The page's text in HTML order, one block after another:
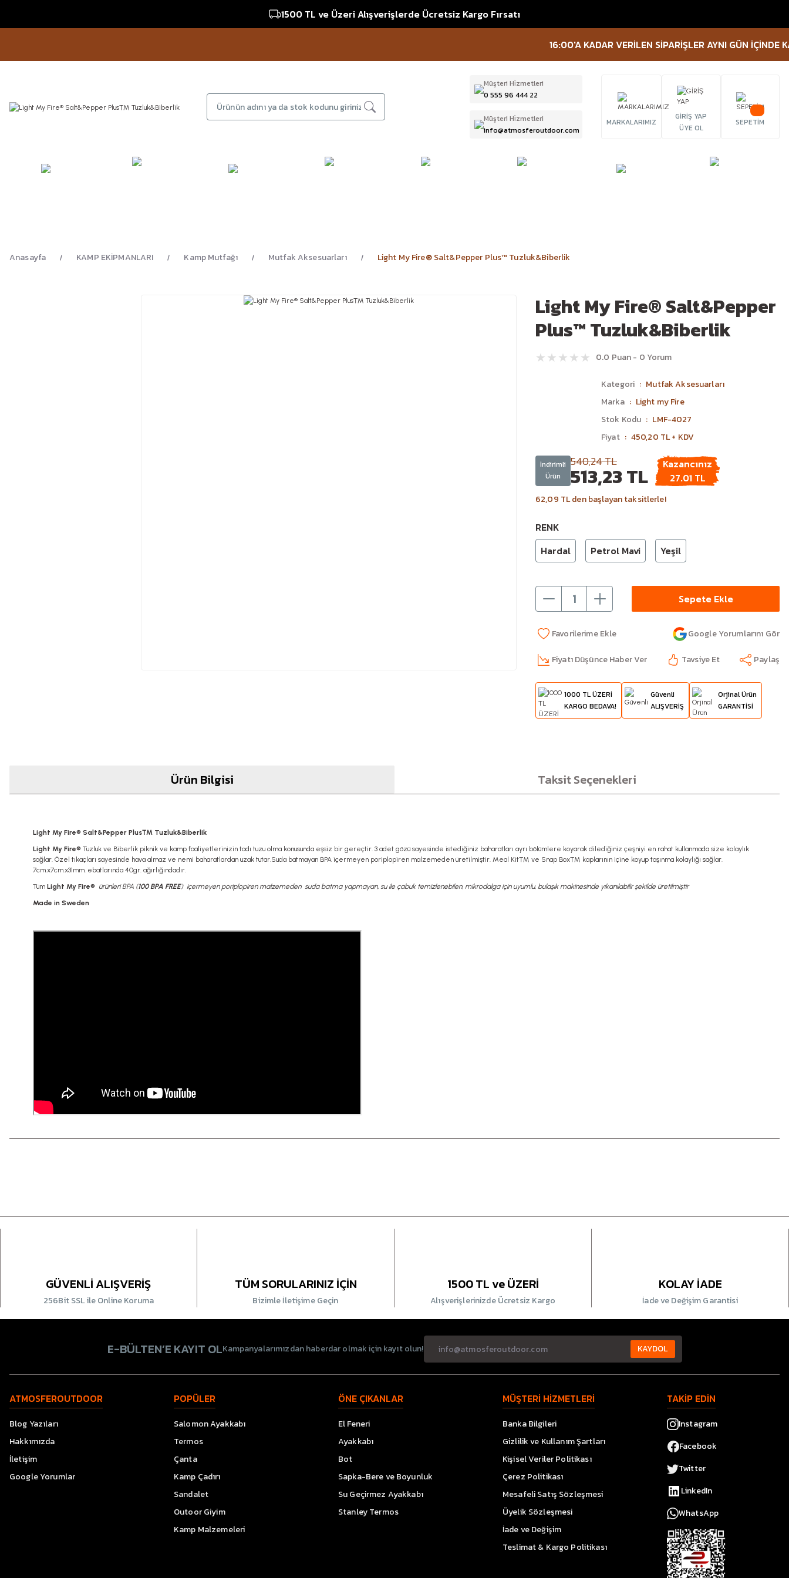
1500 TL ve Üzeri Alışverişlerde Ücretsiz Kargo Fırsatı
16:00'A KADAR VERİLEN SİPARİŞLER AYNI GÜN İÇİNDE
Müşteri Hi̇zmetleri
0 555 96 444 22
Müşteri Hi̇zmetleri
info@atmosferoutdoor.com
MARKALARIMIZ
GİRİŞ YAP
ÜYE OL
SEPETİM
Anasayfa KAMP EKİPMANLARI Kamp Mutfağı Mutfak Aksesuarları Light My Fire® Salt&Pepper Plus™ Tuzluk&Biberlik
Light My Fire® Salt&Pepper
Plus™ Tuzluk&Biberlik
0.0 Puan - 0 Yorum
Kategori
Mutfak Aksesuarları
Marka
Light my Fire
Stok Kodu
LMF-4027
Fiyat
450,20 TL + KDV
İndirimli
Ürün
540,24 TL
513,23 TL
Kazancınız
27.01 TL
62,09 TL den başlayan taksitlerle!
RENK
Hardal
Petrol Mavi Yeşil
Sepete Ekle
Google Yorumlarını Gör
Fiyatı Düşünce Haber Ver Tavsiye Et Paylaş
1000 TL ÜZERİ
KARGO BEDAVA!
Güvenli
ALIŞVERİŞ
Orjinal Ürün
GARANTİSİ
Ürün Bilgisi Taksit Seçenekleri
Light My Fire® Salt&Pepper Plus™ Tuzluk&Biberlik
Light My Fire® Tuzluk ve Biberlik piknik ve kamp faaliyetlerinizin tadı tuzu olma konusunda eşsiz bir gereçtir. 3 adet gözü sayesinde istediğiniz baharatları ayrı bölümlere koyarak dilediğiniz çeşniyi en rahat kullanmada size kolaylık
sağlar. Özel tıkaçları sayesinde hava almaz ve nemi baharatlardan uzak tutar.Suda batmayan BPA içermeyen poriplopiren malzemeden üretilmiştir. Meal Kit™ ve Snap Box™ kaplarının içine koyup taşınma kolaylığı sağlar.
7cm.x7cm.x31mm. ebatlarında 40gr. ağırlığındadır.
Tüm Light My Fire® ürünleri BPA (100 BPA FREE) içermeyen poriplopiren malzemeden suda batma yapmayan, su ile çabuk temizlenebilen, mikrodalga için uyumlu, bulaşıkmakinesindeyıkanılabilir şekilde üretilmiştir
Made in Sweden
GÜVENLİ ALIŞVERİŞ
256Bit SSL ile Online Koruma
TÜM SORULARINIZ İÇİN
Bizimle İletişime Geçin
1500 TL ve ÜZERİ
Alışverişlerinizde Ücretsiz Kargo
KOLAY İADE
İade ve Değişim Garantisi
E-BÜLTEN’E KAYIT OLKampanyalarımızdan haberdar olmak için kayıt olun! KAYDOL
ATMOSFEROUTDOOR
Blog Yazıları
Hakkımızda
İletişim
Google Yorumlar
POPÜLER
Salomon Ayakkabı
Termos
Çanta
Kamp Çadırı
Sandalet
Outoor Giyim
Kamp Malzemeleri
ÖNE ÇIKANLAR
El Feneri
Ayakkabı
Bot
Sapka-Bere ve Boyunluk
Su Geçirmez Ayakkabı
Stanley Termos
MÜŞTERİ HİZMETLERİ
Banka Bilgileri
Gizlilik ve Kullanım Şartları
Kişisel Veriler Politikası
Çerez Politikası
Mesafeli Satış Sözleşmesi
Üyelik Sözleşmesi
İade ve Değişim
Teslimat & Kargo Politikası
TAKİP EDİN
Instagram
Facebook
Twitter
LinkedIn
WhatsApp